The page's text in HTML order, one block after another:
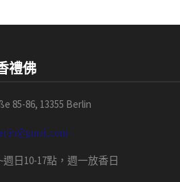
禮佛
85-86, 13355 Berlin
~週日10-17點， 週一放香日